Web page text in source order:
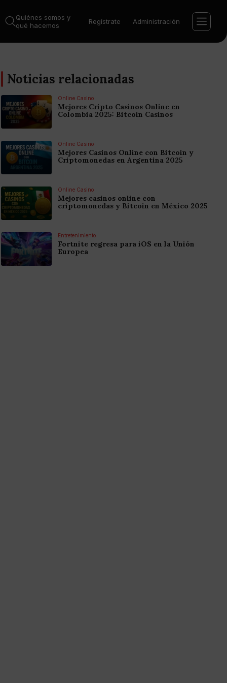
Quiénes somos y
qué hacemos
Regístrate Administración
Noticias relacionadas
Online Casino
Mejores Cripto Casinos Online en
Colombia 2025: Bitcoin Casinos
Online Casino
Mejores Casinos Online con Bitcoin y
Criptomonedas en Argentina 2025
Online Casino
Mejores casinos online con
criptomonedas y Bitcoin en México 2025
Entretenimiento
Fortnite regresa para iOS en la Unión
Europea